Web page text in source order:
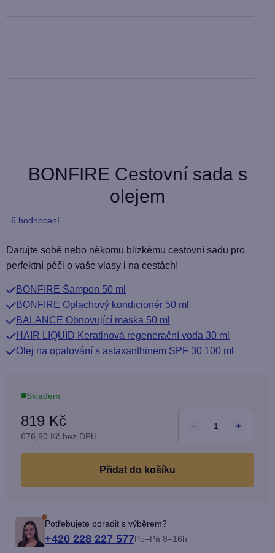
BONFIRE Cestovní sada s
olejem
Průměrné
produktu
je
z
5
hvězdiček.
6 hodnocení
Darujte sobě nebo někomu blízkému cestovní sadu pro
perfektní péči o vaše vlasy i na cestách!
BONFIRE Šampon 50 ml
BONFIRE Oplachový kondicionér 50 ml
BALANCE Obnovující maska 50 ml
HAIR LIQUID Keratinová regenerační voda 30 ml
Olej na opalování s astaxanthinem SPF 30 100 ml
819 Kč
676,90 Kč bez DPH
cena:
Skladem
do košíku
Potřebujete poradit s výběrem?
+420 228 227 577Po–Pá 8–16h